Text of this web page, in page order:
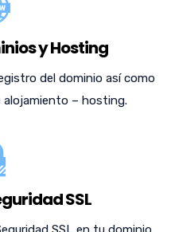
y Hosting
del dominio así como
alojamiento – hosting.
SSL